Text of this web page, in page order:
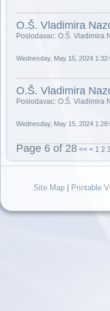
O.Š. Vladimira
Poslodavac: O.Š. Vladimira
Wednesday, May 15, 2024
O.Š. Vladimira
Poslodavac: O.Š. Vladimira
Wednesday, May 15, 2024
Page 6 of 28 << < 1 2 3
Site Map Printable